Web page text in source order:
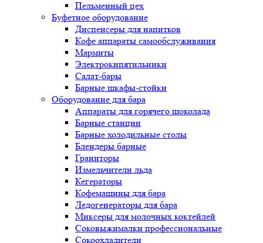
Пельменный цех
Буфетное оборудование
Диспенсеры для напитков
Кофе аппараты самообслуживания
Мармиты
Электрокипятильники
Cалат-бары
Барные шкафы-стойки
Оборудование для бара
Аппараты для горячего шоколада
Барные станции
Барные холодильные столы
Блендеры барные
Граниторы
Измельчители льда
Кегераторы
Кофемашины для бара
Ледогенераторы для бара
Миксеры для молочных коктейлей
Соковыжималки профессиональные
Сокоохладители